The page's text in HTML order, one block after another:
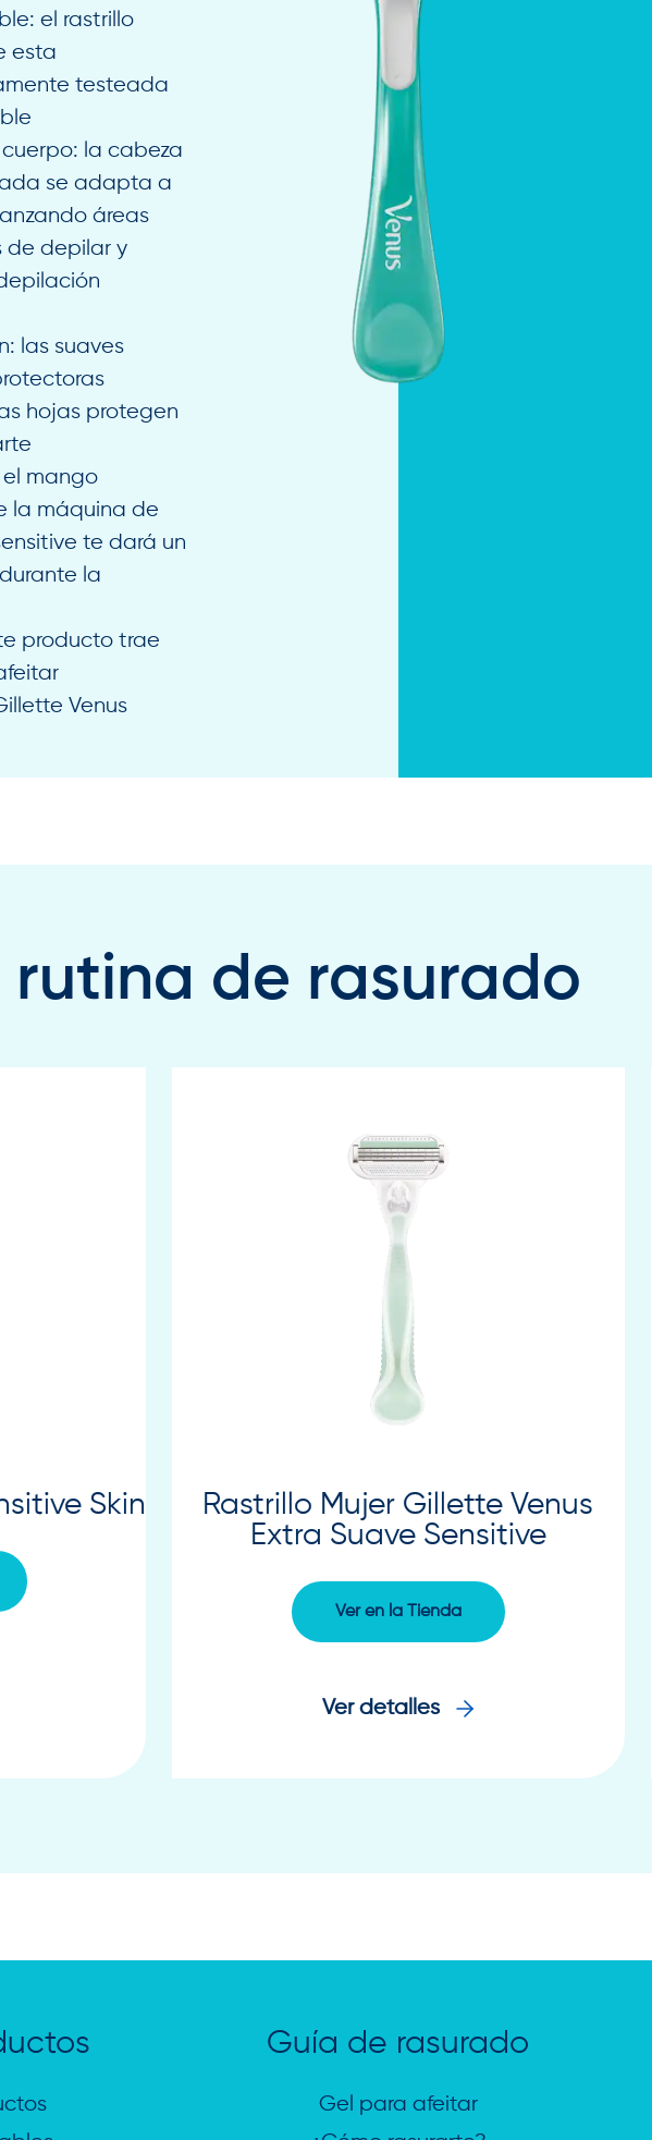
el rastrillo
esta
testeada
la cabeza
se adapta a
áreas
de depilar y
las suaves
hojas protegen
el mango
la máquina de
te dará un
la
producto trae
Venus
rutina de rasurado
Skin
Rastrillo Mujer Gillette Venus
Extra Suave Sensitive
Ver en la Tienda
Ver detalles
Guía de rasurado
Gel para afeitar